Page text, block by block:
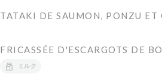
TATAKI DE SAUMON, PONZU ET
FRICASSÉE D'ESCARGOTS DE
ミルク